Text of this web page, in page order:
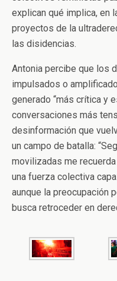
explican qué implica, en
proyectos de la
las disidencias.
Antonia percibe que los
impulsados o
generado “más crítica y
conversaciones más
desinformación que
un campo de batalla:
movilizadas me
una fuerza colectiva
aunque la preocupación
busca retroceder en